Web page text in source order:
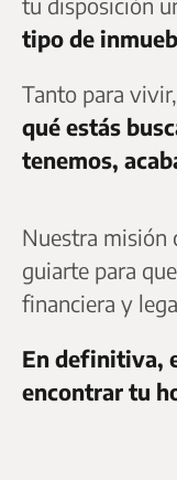
tipo de
Tanto para
qué estás
tenemos,
Nuestra misión
guiarte para
financiera y
En definitiva,
encontrar tu